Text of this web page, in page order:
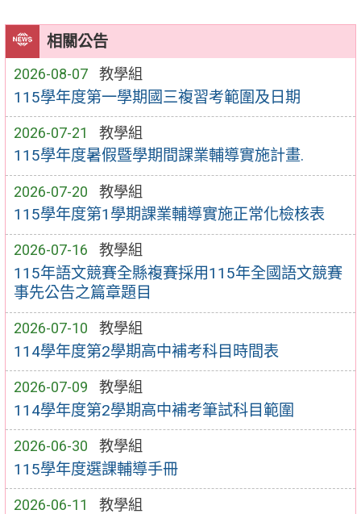
相關公告
2026-08-07 教學組
115學年度第一學期國三複習考範圍及日期
2026-07-21 教學組
115學年度暑假暨學期間課業輔導實施計畫.
2026-07-20 教學組
115學年度第1學期課業輔導實施正常化檢核表
2026-07-16 教學組
115年語文競賽全縣複賽採用115年全國語文競賽
事先公告之篇章題目
2026-07-10 教學組
114學年度第2學期高中補考科目時間表
2026-07-09 教學組
114學年度第2學期高中補考筆試科目範圍
2026-06-30 教學組
115學年度選課輔導手冊
2026-06-11 教學組